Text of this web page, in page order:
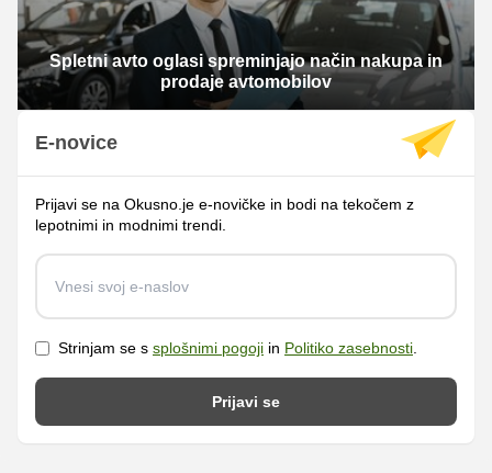
Spletni avto oglasi spreminjajo način nakupa in
prodaje avtomobilov
E-novice
Prijavi se na Okusno.je e-novičke in bodi na tekočem z
lepotnimi in modnimi trendi.
Strinjam se s splošnimi pogoji in Politiko zasebnosti
Prijavi se